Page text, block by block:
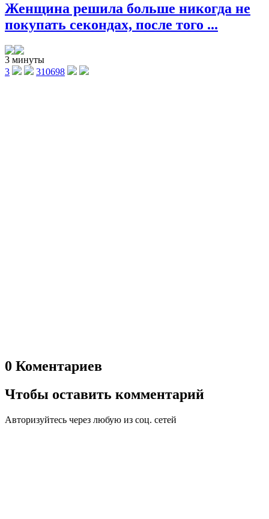
Женщина решила больше никогда не
покупать секондах, после того ...
3 минуты
3
310698
0 Коментариев
Чтобы оставить комментарий
Авторизуйтесь через любую из соц. сетей